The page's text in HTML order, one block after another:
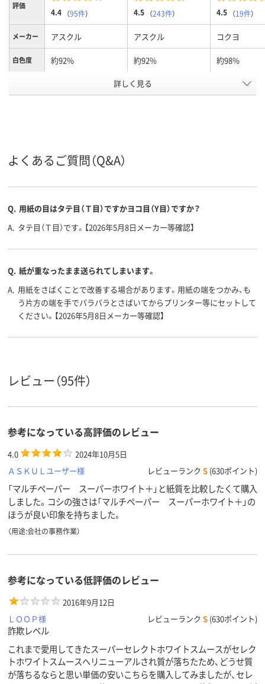
評価
4.4 （95件） 4.5 （243件） 4.5 （19件）
メーカー アスクル アスクル コクヨ
白色度 約92% 約92% 約98%
約90μm(0.09mm)
枚数 500、500枚
B5 (182 × 257 mm)
B5 （182 × 257
B5
アスクル
商品環境
70
詳しく見る
よくあるご質問（Q&A）
Q. 用紙の目はタテ目（Ｔ目）ですかヨコ目（Y目）ですか？
A. タテ目（Ｔ目）です。【2026年5月8日メーカー等確認】
Q. 紙が重なったまま送られてしまいます。
A. 用紙をさばくことで改善する場合があります。用紙の端をつかみ、も
う片方の端を手でパラパラとさばいてからプリンター等にセットして
ください。【2026年5月8日メーカー等確認】
レビュー（95件）
参考になっている高評価のレビュー
4.0
2024年10月5日
ＡＳＫＵＬユーザー様
レビューランク S (630ポイント)
「マルチペーパー スーパーホワイト＋」と紙質を比較したくて購入
しました。コシの強さは「マルチペーパー スーパーホワイト＋」の
ほうが良い印象を持ちました。
（用途:会社の事務作業）
参考になっている低評価のレビュー
2016年9月12日
ＬＯＯＰ様
レビューランク S (630ポイント)
詐欺レベル
これまで愛用してきたスーパーセレクトホワイトスムースがセレク
トホワイトスムースへリニューアルされ質が落ちたため、どうせ質
が落ちるならと思い単価の安いこちらを購入してみましたが、セレ